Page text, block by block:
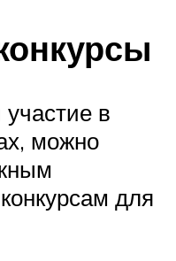
участие в
можно
для